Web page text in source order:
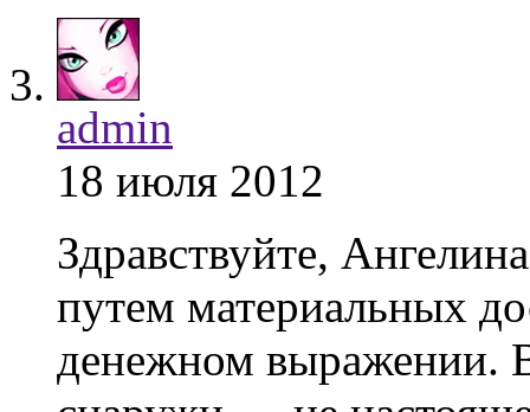
admin
18 июля 2012
Здравствуйте,
путем материальных
денежном выражении.